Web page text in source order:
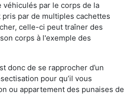
par le corps de la
pris par de multiples cachettes
celle-ci peut traîner des
corps à l'exemple des
donc de se rapprocher d’un
pour qu’il vous
ou appartement des punaises de